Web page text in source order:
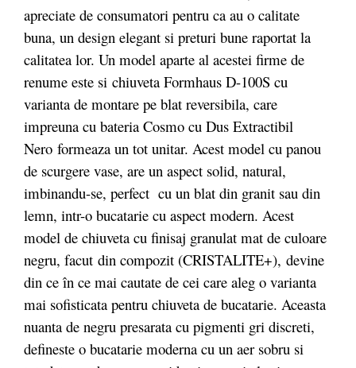
apreciate de consumatori pentru ca au o calitate
buna, un design elegant si preturi bune raportat la
calitatea lor. Un model aparte al acestei firme de
renume este si chiuveta Formhaus D-100S cu
varianta de montare pe blat reversibila, care
impreuna cu bateria Cosmo cu Dus Extractibil
Nero formeaza un tot unitar. Acest model cu panou
de scurgere vase, are un aspect solid, natural,
imbinandu-se, perfect cu un blat din granit sau din
lemn, intr-o bucatarie cu aspect modern. Acest
model de chiuveta cu finisaj granulat mat de culoare
negru, facut din compozit (CRISTALITE+), devine
din ce în ce mai cautate de cei care aleg o varianta
mai sofisticata pentru chiuveta de bucatarie. Aceasta
nuanta de negru presarata cu pigmenti gri discreti,
defineste o bucatarie moderna cu un aer sobru si